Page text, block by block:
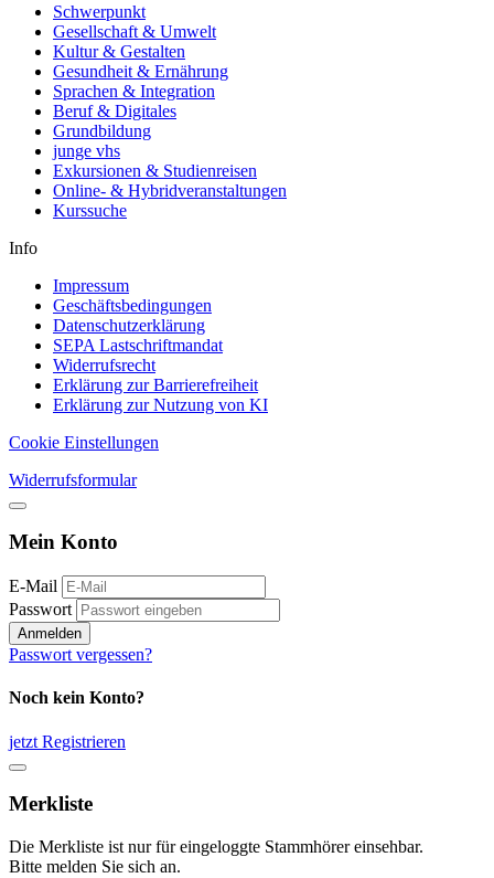
Schwerpunkt
Gesellschaft & Umwelt
Kultur & Gestalten
Gesundheit & Ernährung
Sprachen & Integration
Beruf & Digitales
Grundbildung
junge vhs
Exkursionen & Studienreisen
Online- & Hybridveranstaltungen
Kurssuche
Info
Impressum
Geschäftsbedingungen
Datenschutzerklärung
SEPA Lastschriftmandat
Widerrufsrecht
Erklärung zur Barrierefreiheit
Erklärung zur Nutzung von KI
Cookie Einstellungen
Widerrufsformular
Mein Konto
E-Mail
Passwort
Anmelden
Passwort vergessen?
Noch kein Konto?
jetzt Registrieren
Merkliste
Die Merkliste ist nur für eingeloggte Stammhörer einsehbar.
Bitte melden Sie sich an.